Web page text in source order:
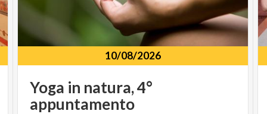
10/08/2026
Yoga in natura,4°
appuntamento